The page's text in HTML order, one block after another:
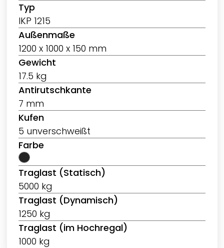
Typ
IKP 1215
Außenmaße
1200 x 1000 x 150 mm
Gewicht
17.5 kg
Antirutschkante
7 mm
Kufen
5 unverschweißt
Farbe
Traglast (Statisch)
5000 kg
Traglast (Dynamisch)
1250 kg
Traglast (im Hochregal)
1000 kg